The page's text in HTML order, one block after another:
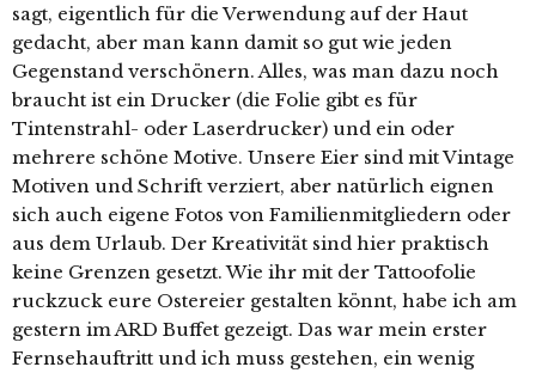
sagt, eigentlich für die Verwendung auf der Haut
gedacht, aber man kann damit so gut wie jeden
Gegenstand verschönern. Alles, was man dazu noch
braucht ist ein Drucker (die Folie gibt es für
Tintenstrahl- oder Laserdrucker) und ein oder
mehrere schöne Motive. Unsere Eier sind mit Vintage
Motiven und Schrift verziert, aber natürlich eignen
sich auch eigene Fotos von Familienmitgliedern oder
aus dem Urlaub. Der Kreativität sind hier praktisch
keine Grenzen gesetzt. Wie ihr mit der Tattoofolie
ruckzuck eure Ostereier gestalten könnt, habe ich am
gestern im ARD Buffet gezeigt. Das war mein erster
Fernsehauftritt und ich muss gestehen, ein wenig